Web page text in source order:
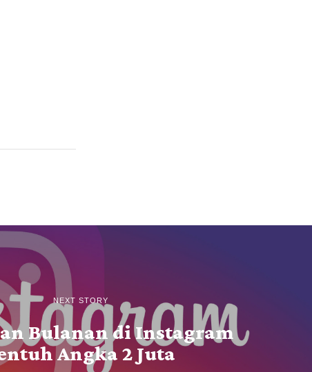
NEXT STORY
Bulanan di Instagram
Angka 2 Juta